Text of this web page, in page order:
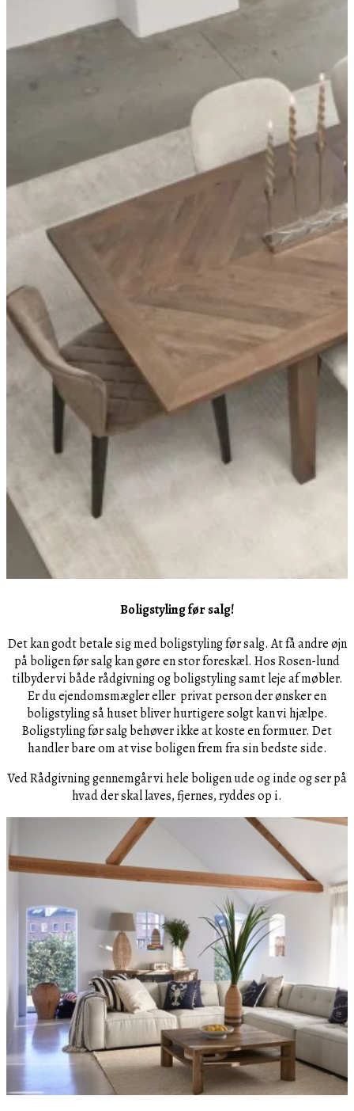
Boligstyling før salg!
Det kan godt betale sig med boligstyling før salg. At få andre øjn
på boligen før salg kan gøre en stor foreskæl. Hos Rosen-lund
tilbyder vi både rådgivning og boligstyling samt leje af møbler.
Er du ejendomsmægler eller privat person der ønsker en
boligstyling så huset bliver hurtigere solgt kan vi hjælpe.
Boligstyling før salg behøver ikke at koste en formuer. Det
handler bare om at vise boligen frem fra sin bedste side.
Ved Rådgivning gennemgår vi hele boligen ude og inde og ser på
hvad der skal laves, fjernes, ryddes op i.